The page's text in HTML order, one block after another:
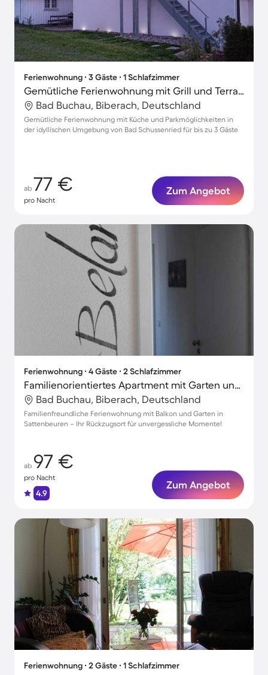
Ferienwohnung ∙ 3 Gäste ∙ 1 Schlafzimmer
Gemütliche Ferienwohnung mit Grill und Terrasse
Bad Buchau, Biberach, Deutschland
Gemütliche Ferienwohnung mit Küche und Parkmöglichkeiten in
der idyllischen Umgebung von Bad Schussenried für bis zu 3 Gäste
ab 77 €
pro Nacht
Zum Angebot
Ferienwohnung ∙ 4 Gäste ∙ 2 Schlafzimmer
Familienorientiertes Apartment mit Garten und Grill
Bad Buchau, Biberach, Deutschland
Familienfreundliche Ferienwohnung mit Balkon und Garten in
Sattenbeuren – Ihr Rückzugsort für unvergessliche Momente!
ab 97 €
pro Nacht
4.9
Zum Angebot
Ferienwohnung ∙ 2 Gäste ∙ 1 Schlafzimmer